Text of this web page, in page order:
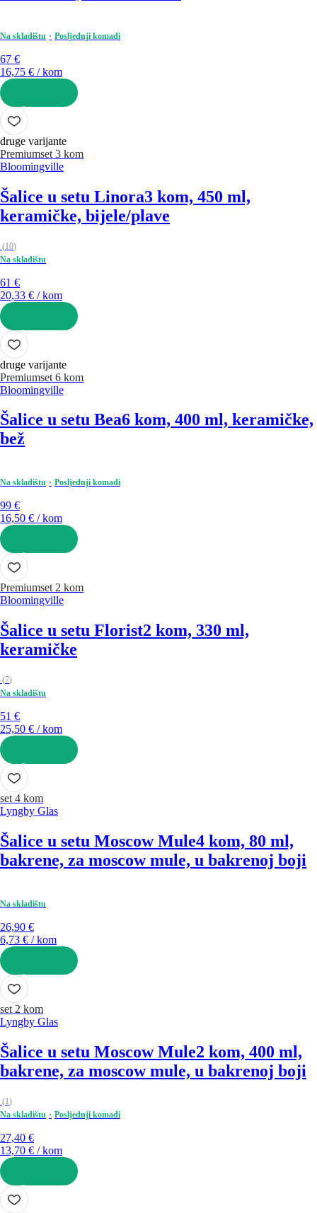
Na skladištu Posljednji komadi
67 €
16,75 € / kom
U KOŠARICU
druge varijante
Premiumset 3 kom
Bloomingville
Šalice u setu Linora3 kom, 450 ml,
keramičke, bijele/plave
(10)
Na skladištu
61 €
20,33 € / kom
U KOŠARICU
druge varijante
Premiumset 6 kom
Bloomingville
Šalice u setu Bea6 kom, 400 ml, keramičke,
bež
Na skladištu Posljednji komadi
99 €
16,50 € / kom
U KOŠARICU
Premiumset 2 kom
Bloomingville
Šalice u setu Florist2 kom, 330 ml,
keramičke
(7)
Na skladištu
51 €
25,50 € / kom
U KOŠARICU
set 4 kom
Lyngby Glas
Šalice u setu Moscow Mule4 kom, 80 ml,
bakrene, za moscow mule, u bakrenoj boji
Na skladištu
26,90 €
6,73 € / kom
U KOŠARICU
set 2 kom
Lyngby Glas
Šalice u setu Moscow Mule2 kom, 400 ml,
bakrene, za moscow mule, u bakrenoj boji
(1)
Na skladištu
Posljednji komadi
27,40 €
13,70 € / kom
U KOŠARICU